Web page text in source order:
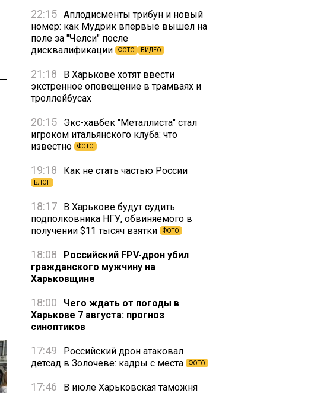
22:15 Аплодисменты трибун и новый
номер: как Мудрик впервые вышел на
поле за "Челси" после
дисквалификации
ФОТО ВИДЕО
21:18
В Харькове хотят ввести
экстренное оповещение в трамваях и
троллейбусах
20:15
Экс-хавбек "Металлиста" стал
игроком итальянского клуба: что
известно
ФОТО
19:18 Как не стать частью России
БЛОГ
18:17
В Харькове будут судить
подполковника НГУ, обвиняемого в
получении $11 тысяч взятки
ФОТО
18:08
Российский FPV-дрон убил
гражданского мужчину на
Харьковщине
18:00
Чего ждать от погоды в
Харькове 7 августа: прогноз
синоптиков
17:49
Российский дрон атаковал
детсад в Золочеве: кадры с места
ФОТО
17:46
В июле Харьковская таможня